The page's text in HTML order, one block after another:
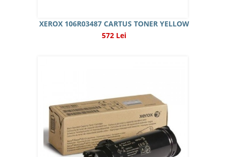
XEROX 106R03487 CARTUS TONER YELLOW
572 Lei